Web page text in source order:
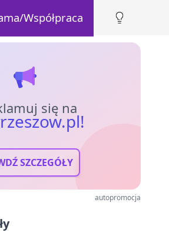
Współpraca
się na
SZCZEGÓŁY
autopromocja